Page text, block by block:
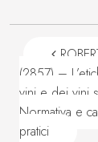
(2857) –
vini e dei vini
Normativa e
pratici